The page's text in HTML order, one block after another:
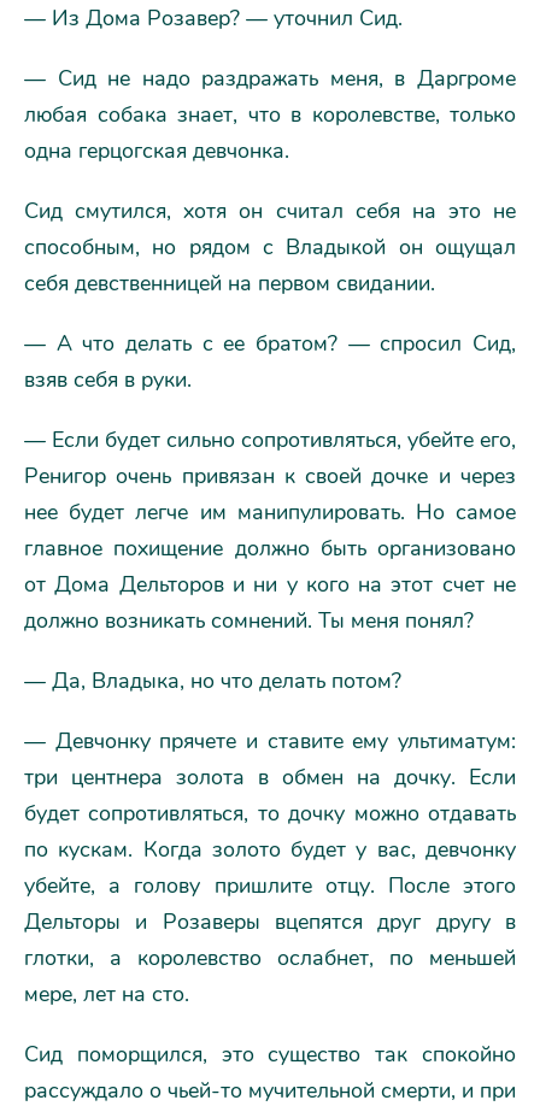
— Из Дома Розавер? — уточнил Сид.
— Сид не надо раздражать меня, в Даргроме
любая собака знает, что в королевстве, только
одна герцогская девчонка.
Сид смутился, хотя он считал себя на это не
способным, но рядом с Владыкой он ощущал
себя девственницей на первом свидании.
— А что делать с ее братом? — спросил Сид,
взяв себя в руки.
— Если будет сильно сопротивляться, убейте его,
Ренигор очень привязан к своей дочке и через
нее будет легче им манипулировать. Но самое
главное похищение должно быть организовано
от Дома Дельторов и ни у кого на этот счет не
должно возникать сомнений. Ты меня понял?
— Да, Владыка, но что делать потом?
— Девчонку прячете и ставите ему ультиматум:
три центнера золота в обмен на дочку. Если
будет сопротивляться, то дочку можно отдавать
по кускам. Когда золото будет у вас, девчонку
убейте, а голову пришлите отцу. После этого
Дельторы и Розаверы вцепятся друг другу в
глотки, а королевство ослабнет, по меньшей
мере, лет на сто.
Сид поморщился, это существо так спокойно
рассуждало о чьей-то мучительной смерти, и при